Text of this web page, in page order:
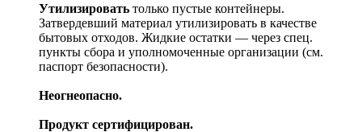
Утилизировать только пустые контейнеры.
Затвердевший материал утилизировать в качестве
бытовых отходов. Жидкие остатки — через спец.
пункты сбора и уполномоченные организации (см.
паспорт безопасности).
Неогнеопасно.
Продукт сертифицирован.